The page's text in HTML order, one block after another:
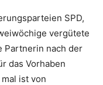
SPD,
vergütete
Partnerin nach der
das Vorhaben
ist von